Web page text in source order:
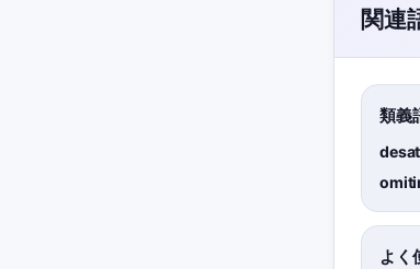
関連
類義
よく